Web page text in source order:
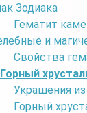
Зодиака
Гематит
и
Свойства
Горный
Украшения из
Горный